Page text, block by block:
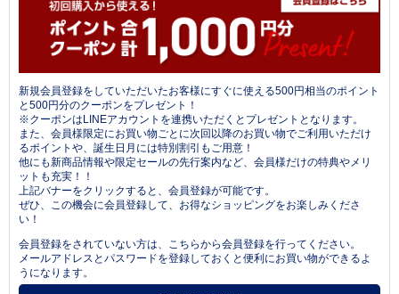
新規会員登録をしていただいたお客様にすぐに使える500円相当のポイント
と500円分のクーポンをプレゼント！
※クーポンはLINEアカウントを連携いただくとプレゼントとなります。
また、会員様限定にお買い物ごとに次回以降のお買い物でご利用いただけ
るポイントや、誕生日月には特別割引もご用意！
他にも新商品情報や限定セールの先行案内など、会員様だけの特典やメリ
ットも充実！！
上記バナーをクリックすると、会員登録が可能です。
ぜひ、この機会に会員登録して、お得なショッピングをお楽しみくださ
い！
会員登録をされていない方は、こちらから会員登録を行ってください。
メールアドレスとパスワードを登録しておくと便利にお買い物ができるよ
うになります。